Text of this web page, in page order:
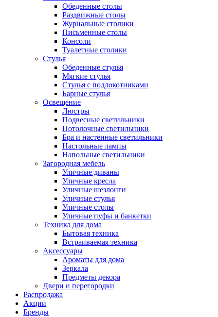
Обеденные столы
Раздвижные столы
Журнальные столики
Письменные столы
Консоли
Туалетные столики
Стулья
Обеденные стулья
Мягкие стулья
Стулья с подлокотниками
Барные стулья
Освещение
Люстры
Подвесные светильники
Потолочные светильники
Бра и настенные светильники
Настольные лампы
Напольные светильники
Загородная мебель
Уличные диваны
Уличные кресла
Уличные шезлонги
Уличные стулья
Уличные столы
Уличные пуфы и банкетки
Техника для дома
Бытовая техника
Встраиваемая техника
Аксессуары
Ароматы для дома
Зеркала
Предметы декора
Двери и перегородки
Распродажа
Акции
Бренды